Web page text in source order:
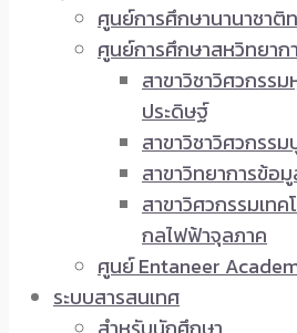
ศูนย์การศึกษานานาชาติ
ศูนย์การศึกษาสหวิทยาก
สาขาวิชาวิศวกร
ประดิษฐ์
สาขาวิชาวิศวกรร
สาขาวิทยาการข้อ
สาขาวิศวกรรมเท
กลไฟฟ้าจุลภาค
ศูนย์ Entaneer
ระบบสารสนเทศ